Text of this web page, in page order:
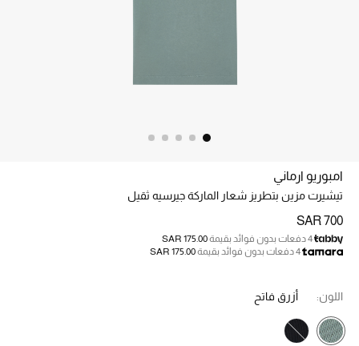
الأطفال
مستلزمات المنزل
جديد لدينا
امبوريو ارماني
تيشيرت مزين بتطريز شعار الماركة جيرسيه ثقيل
SAR 700
4 دفعات بدون فوائد بقيمة
SAR 175.00
4 دفعات بدون فوائد بقيمة
SAR 175.00
اللون: أزرق فاتح